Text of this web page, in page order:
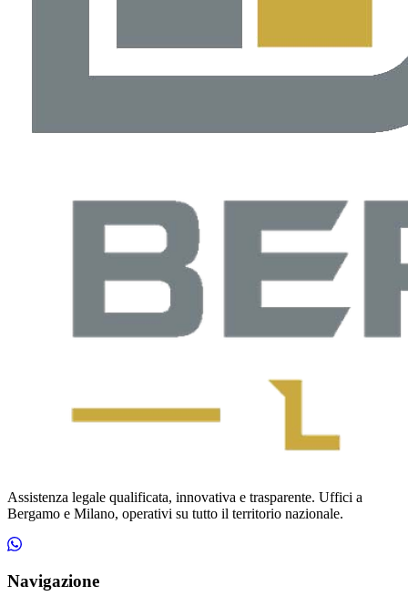
Assistenza legale qualificata, innovativa e trasparente. Uffici a
Bergamo e Milano, operativi su tutto il territorio nazionale.
Navigazione